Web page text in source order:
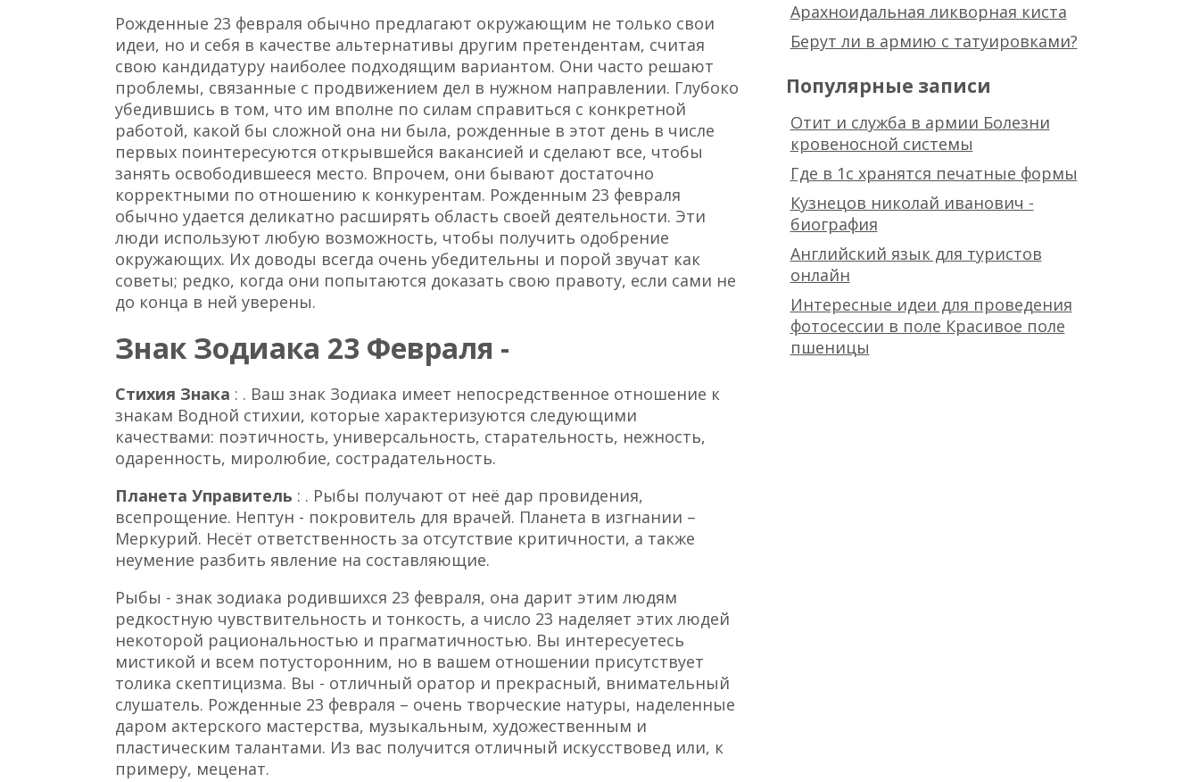
Рожденные 23 февраля обычно предлагают окружающим не только свои
идеи, но и себя в качестве альтернативы другим претендентам, считая
свою кандидатуру наиболее подходящим вариантом. Они часто решают
проблемы, связанные с продвижением дел в нужном направлении. Глубоко
убедившись в том, что им вполне по силам справиться с конкретной
работой, какой бы сложной она ни была, рожденные в этот день в числе
первых поинтересуются открывшейся вакансией и сделают все, чтобы
занять освободившееся место. Впрочем, они бывают достаточно
корректными по отношению к конкурентам. Рожденным 23 февраля
обычно удается деликатно расширять область своей деятельности. Эти
люди используют любую возможность, чтобы получить одобрение
окружающих. Их доводы всегда очень убедительны и порой звучат как
советы; редко, когда они попытаются доказать свою правоту, если сами не
до конца в ней уверены.
Знак Зодиака 23 Февраля -
Стихия Знака : . Ваш знак Зодиака имеет непосредственное отношение к
знакам Водной стихии, которые характеризуются следующими
качествами: поэтичность, универсальность, старательность, нежность,
одаренность, миролюбие, сострадательность.
Планета Управитель : . Рыбы получают от неё дар провидения,
всепрощение. Нептун - покровитель для врачей. Планета в изгнании –
Меркурий. Несёт ответственность за отсутствие критичности, а также
неумение разбить явление на составляющие.
Рыбы - знак зодиака родившихся 23 февраля, она дарит этим людям
редкостную чувствительность и тонкость, а число 23 наделяет этих людей
некоторой рациональностью и прагматичностью. Вы интересуетесь
мистикой и всем потусторонним, но в вашем отношении присутствует
толика скептицизма. Вы - отличный оратор и прекрасный, внимательный
слушатель. Рожденные 23 февраля – очень творческие натуры, наделенные
даром актерского мастерства, музыкальным, художественным и
пластическим талантами. Из вас получится отличный искусствовед или, к
примеру, меценат.
Арахноидальная ликворная киста
Берут ли в армию с татуировками?
Популярные записи
Отит и служба в армии Болезни
кровеносной системы
Где в 1с хранятся печатные формы
Кузнецов николай иванович -
биография
Английский язык для туристов
онлайн
Интересные идеи для проведения
фотосессии в поле Красивое поле
пшеницы